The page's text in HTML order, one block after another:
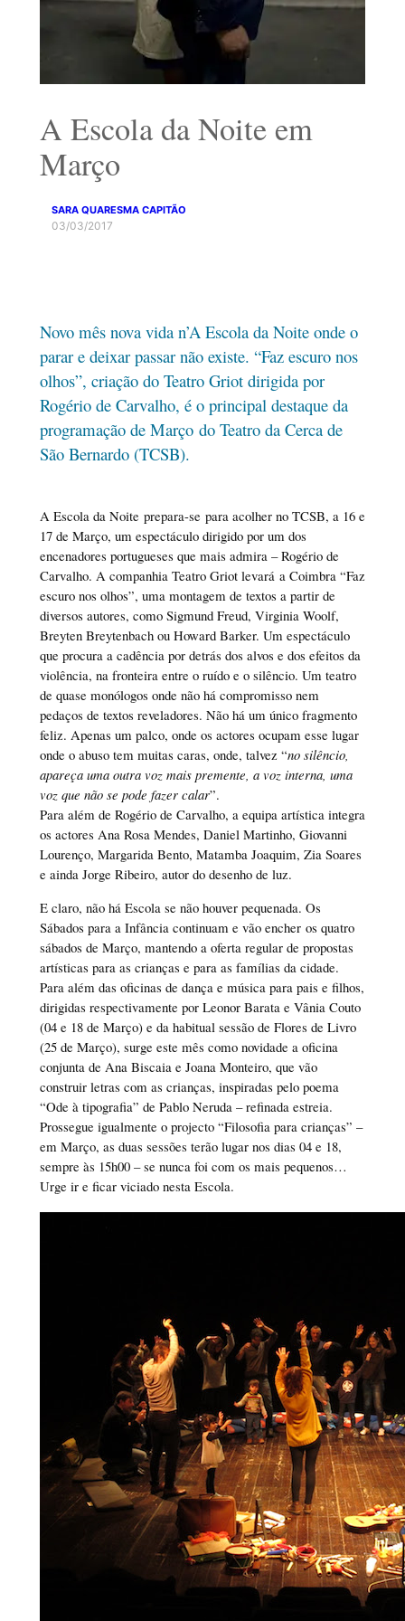
A Escola da Noite em
Março
SARA QUARESMA CAPITÃO
03/03/2017
Novo mês nova vida n’A Escola da Noite onde o
parar e deixar passar não existe. “Faz escuro nos
olhos”, criação do Teatro Griot dirigida por
Rogério de Carvalho, é o principal destaque da
programação de Março do Teatro da Cerca de
São Bernardo (TCSB).
A Escola da Noite prepara-se para acolher no TCSB, a 16 e
17 de Março, um espectáculo dirigido por um dos
encenadores portugueses que mais admira – Rogério de
Carvalho. A companhia Teatro Griot levará a Coimbra “Faz
escuro nos olhos”, uma montagem de textos a partir de
diversos autores, como Sigmund Freud, Virginia Woolf,
Breyten Breytenbach ou Howard Barker. Um espectáculo
que procura a cadência por detrás dos alvos e dos efeitos da
violência, na fronteira entre o ruído e o silêncio. Um teatro
de quase monólogos onde não há compromisso nem
pedaços de textos reveladores. Não há um único fragmento
feliz. Apenas um palco, onde os actores ocupam esse lugar
onde o abuso tem muitas caras, onde, talvez “no silêncio,
apareça uma outra voz mais premente, a voz interna, uma
voz que não se pode fazer calar”.
Para além de Rogério de Carvalho, a equipa artística integra
os actores Ana Rosa Mendes, Daniel Martinho, Giovanni
Lourenço, Margarida Bento, Matamba Joaquim, Zia Soares
e ainda Jorge Ribeiro, autor do desenho de luz.
E claro, não há Escola se não houver pequenada. Os
Sábados para a Infância continuam e vão encher os quatro
sábados de Março, mantendo a oferta regular de propostas
artísticas para as crianças e para as famílias da cidade.
Para além das oficinas de dança e música para pais e filhos,
dirigidas respectivamente por Leonor Barata e Vânia Couto
(04 e 18 de Março) e da habitual sessão de Flores de Livro
(25 de Março), surge este mês como novidade a oficina
conjunta de Ana Biscaia e Joana Monteiro, que vão
construir letras com as crianças, inspiradas pelo poema
“Ode à tipografia” de Pablo Neruda – refinada estreia.
Prossegue igualmente o projecto “Filosofia para crianças” –
em Março, as duas sessões terão lugar nos dias 04 e 18,
sempre às 15h00 – se nunca foi com os mais pequenos…
Urge ir e ficar viciado nesta Escola.